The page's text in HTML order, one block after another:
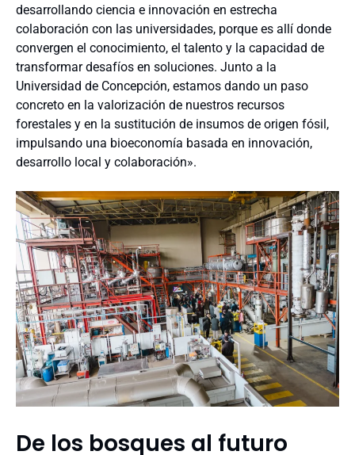
desarrollando ciencia e innovación en estrecha
colaboración con las universidades, porque es allí donde
convergen el conocimiento, el talento y la capacidad de
transformar desafíos en soluciones. Junto a la
Universidad de Concepción, estamos dando un paso
concreto en la valorización de nuestros recursos
forestales y en la sustitución de insumos de origen fósil,
impulsando una bioeconomía basada en innovación,
desarrollo local y colaboración».
De los bosques al futuro